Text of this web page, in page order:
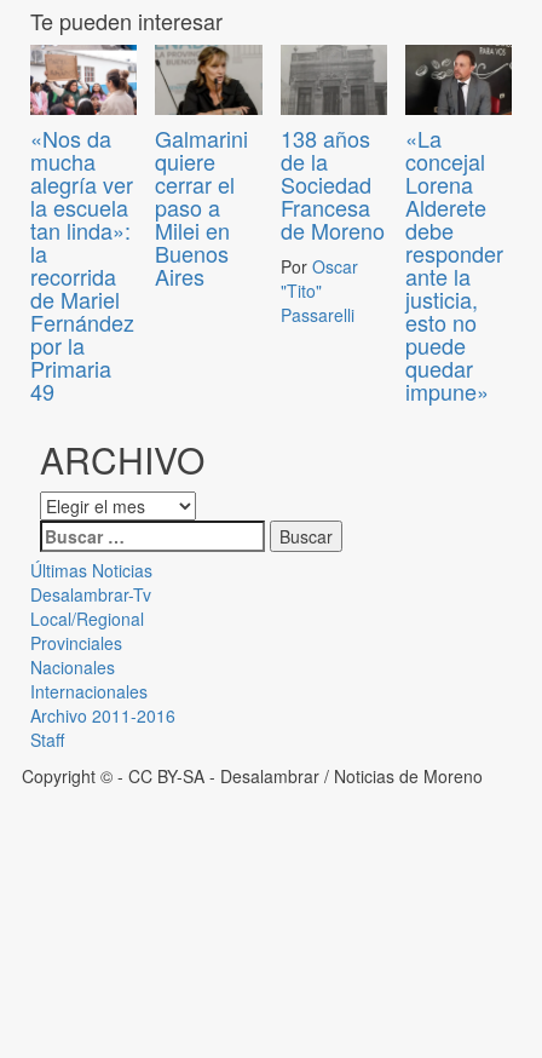
Te pueden interesar
«Nos da
mucha
alegría ver
la escuela
tan linda»:
la
recorrida
de Mariel
Fernández
por la
Primaria
49
Galmarini
quiere
cerrar el
paso a
Milei en
Buenos
Aires
138 años
de la
Sociedad
Francesa
de Moreno
Por Oscar
"Tito"
Passarelli
«La
concejal
Lorena
Alderete
debe
responder
ante la
justicia,
esto no
puede
quedar
impune»
ARCHIVO
Últimas Noticias
Desalambrar-Tv
Local/Regional
Provinciales
Nacionales
Internacionales
Archivo 2011-2016
Staff
Copyright © - CC BY-SA - Desalambrar / Noticias de Moreno